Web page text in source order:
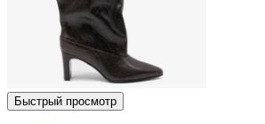
Быстрый просмотр